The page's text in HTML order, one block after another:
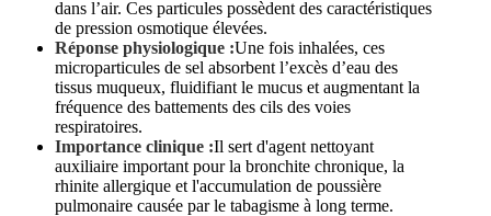
dans l’air. Ces particules possèdent des caractéristiques
de pression osmotique élevées.
Réponse physiologique :Une fois inhalées, ces
microparticules de sel absorbent l’excès d’eau des
tissus muqueux, fluidifiant le mucus et augmentant la
fréquence des battements des cils des voies
respiratoires.
Importance clinique :Il sert d'agent nettoyant
auxiliaire important pour la bronchite chronique, la
rhinite allergique et l'accumulation de poussière
pulmonaire causée par le tabagisme à long terme.